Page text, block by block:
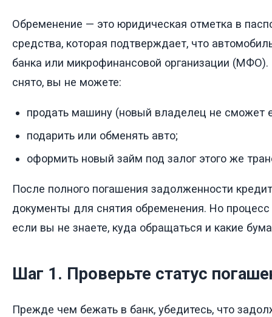
Обременение — это юридическая отметка в
средства, которая подтверждает, что
банка или микрофинансовой организации
снято, вы не можете:
продать машину (новый владелец не сможет
подарить или обменять авто;
оформить новый займ под залог этого же
После полного погашения задолженности
документы для снятия обременения. Но процесс
если вы не знаете, куда обращаться и какие
Шаг 1. Проверьте статус
Прежде чем бежать в банк, убедитесь, что